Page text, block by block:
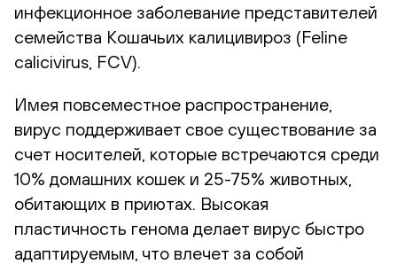
инфекционное заболевание представителей
семейства Кошачьих калицивироз (Feline
calicivirus, FCV).
Имея повсеместное распространение,
вирус поддерживает свое существование за
счет носителей, которые встречаются среди
10% домашних кошек и 25-75% животных,
обитающих в приютах. Высокая
пластичность генома делает вирус быстро
адаптируемым, что влечет за собой